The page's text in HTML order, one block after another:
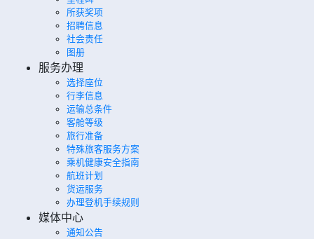
所获奖项
招聘信息
社会责任
图册
服务办理
选择座位
行李信息
运输总条件
客舱等级
旅行准备
特殊旅客服务方案
乘机健康安全指南
航班计划
货运服务
办理登机手续规则
媒体中心
通知公告